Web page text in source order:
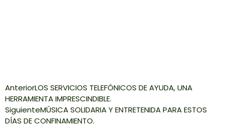
AnteriorLOS SERVICIOS TELEFÓNICOS DE AYUDA, UNA
HERRAMIENTA IMPRESCINDIBLE.
SiguienteMÚSICA SOLIDARIA Y ENTRETENIDA PARA ESTOS
DÍAS DE CONFINAMIENTO.